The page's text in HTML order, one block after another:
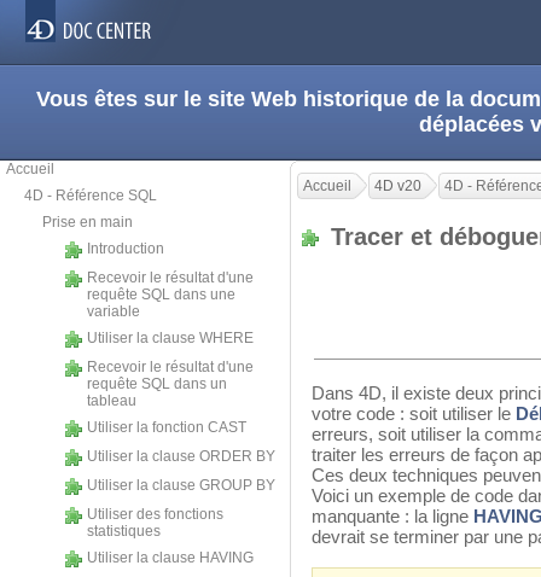
Vous êtes sur le site Web historique de la
déplacées
Accueil
4D - Référence SQL
Prise en main
Introduction
Recevoir le résultat d'une
requête SQL dans une
variable
Utiliser la clause WHERE
Recevoir le résultat d'une
requête SQL dans un
tableau
Utiliser la fonction CAST
Utiliser la clause ORDER BY
Utiliser la clause GROUP BY
Utiliser des fonctions
statistiques
Utiliser la clause HAVING
Accueil 4D v20 4D -
Tracer et
Dans 4D, il existe deux
votre code : soit utiliser le
erreurs, soit utiliser la
traiter les erreurs de façon
Ces deux techniques
Voici un exemple de code
manquante : la ligne
devrait se terminer par une